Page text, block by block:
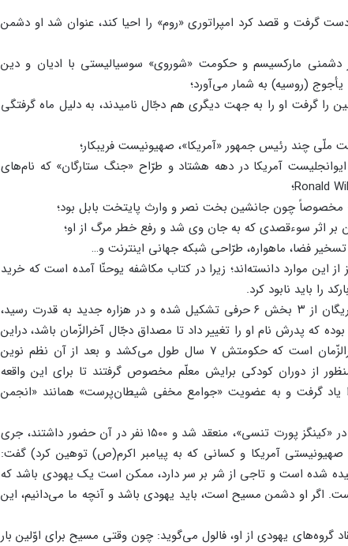
دست گرفت و قصد کرد امپراتوری «روم» را احیا کند، عنوان شد او دشمن
دشمنی مارکسیسم و حکومت «شوروی» سوسیالیستی با ادیان و دین
(روسیه) به شمار می‌آورد؛
را گرفت او را به جهت دیگری هم دجّال نامیدند، به دلیل ماه گرفتگی
ملّی چند رئیس جمهور «آمریکا»، صهیونیست فریبکار؛
آمریکا در دهه هشتاد و طرّاح «جنگ ستارگان» که نام‌های
مخصوصاً چون جانشین بخت نصر و وارث پایتخت بابل بود؛
اثر سوء‌قصدی که به جان وی شد و رفع خطر مرگ از او؛
فضا، ماهواره، طرّاحی شبکه جهانی اینترنت و…
این موارد دانسته‌اند؛ زیرا در کتاب مکاشفه یوحنّا آمده است که خرید
را باید نابود کرد.
جرج واکر بوش به سبب آنکه نامش همانند ریگان از ۳ بخش ۶ حرفی تشکیل شده و در هزاره جدید به قدرت رسید،
که پدرش نام او را تغییر داد تا مصداق دجّال آخرالزّمان باشد، دراین
باره بوش پدر گفت: پسرم همان دیکتاتور آخرالزّمان است که حکومتش ۷ سال طول می‌کشد و بعد از آن نظم نوین
(در سال ۲۰۰۷م.). بدین منظور از دوران کودکی برایش معلّم مخصوص گرفتند تا برای این واقعه
یاد گرفت و به عضویت «جوامع مخفی شیطان‌پرست» همانند «انجمن
در گردهمایی کشیشان که در ۱۵ ژوئیه ۱۹۹۹م. در «کینگز پورت تنسی»، منعقد شد و ۱۵۰۰ نفر در آن حضور داشتند، جری
آمریکا و کسانی که به پیامبر اکرم(ص) توهین کرد) گفت:
تصویر کشیده شده است و تاجی از شر بر سر دارد، ممکن است یک یهودی باشد که
اگر او دشمن مسیح است، باید یهودی باشد و آنچه ما می‌دانیم، این
گروه‌های یهودی از او، فالول می‌گوید: چون وقتی مسیح برای اوّلین بار